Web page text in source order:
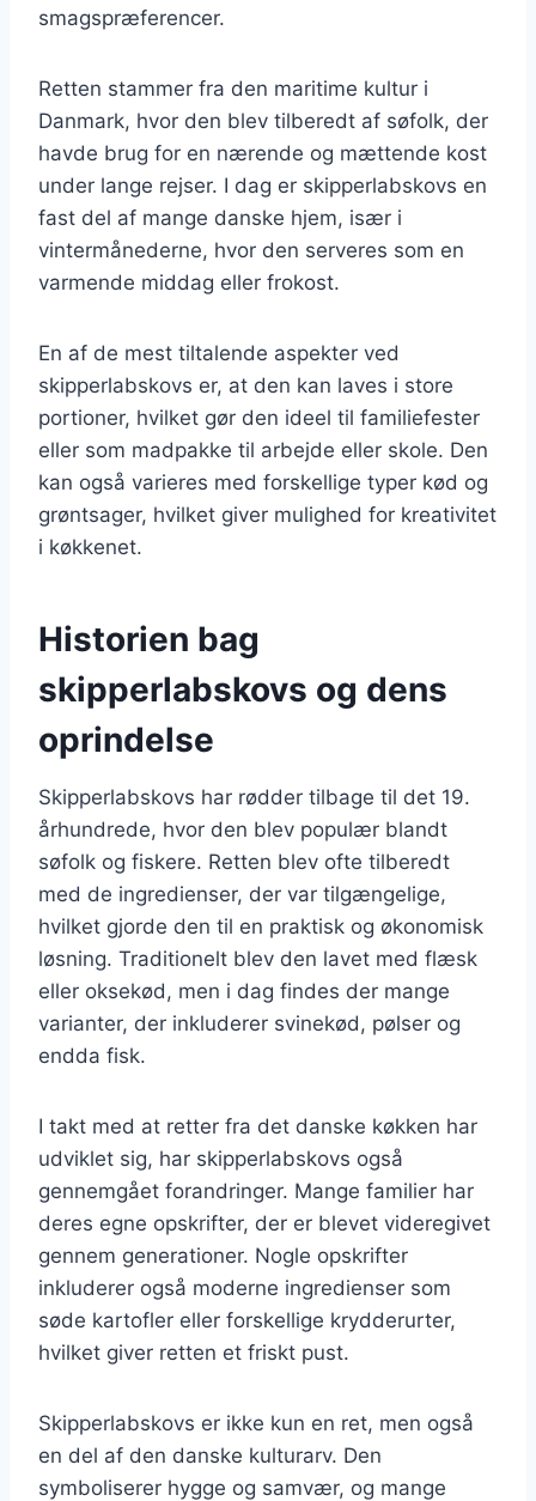
smagspræferencer.
Retten stammer fra den maritime kultur i
Danmark, hvor den blev tilberedt af søfolk, der
havde brug for en nærende og mættende kost
under lange rejser. I dag er skipperlabskovs en
fast del af mange danske hjem, især i
vintermånederne, hvor den serveres som en
varmende middag eller frokost.
En af de mest tiltalende aspekter ved
skipperlabskovs er, at den kan laves i store
portioner, hvilket gør den ideel til familiefester
eller som madpakke til arbejde eller skole. Den
kan også varieres med forskellige typer kød og
grøntsager, hvilket giver mulighed for kreativitet
i køkkenet.
Historien bag
skipperlabskovs og dens
oprindelse
Skipperlabskovs har rødder tilbage til det 19.
århundrede, hvor den blev populær blandt
søfolk og fiskere. Retten blev ofte tilberedt
med de ingredienser, der var tilgængelige,
hvilket gjorde den til en praktisk og økonomisk
løsning. Traditionelt blev den lavet med flæsk
eller oksekød, men i dag findes der mange
varianter, der inkluderer svinekød, pølser og
endda fisk.
I takt med at retter fra det danske køkken har
udviklet sig, har skipperlabskovs også
gennemgået forandringer. Mange familier har
deres egne opskrifter, der er blevet videregivet
gennem generationer. Nogle opskrifter
inkluderer også moderne ingredienser som
søde kartofler eller forskellige krydderurter,
hvilket giver retten et friskt pust.
Skipperlabskovs er ikke kun en ret, men også
en del af den danske kulturarv. Den
symboliserer hygge og samvær, og mange